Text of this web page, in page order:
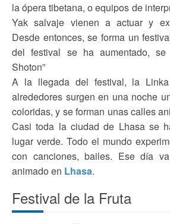
la ópera tibetana, o equipos de
Yak salvaje vienen a actuar y
Desde entonces, se forma un
del festival se ha aumentado, se
Shoton”
A la llegada del festival, la
alrededores surgen en una noche
coloridas, y se forman unas calles
Casi toda la ciudad de Lhasa se
lugar verde. Todo el mundo
con canciones, bailes. Ese día
animado en Lhasa.
Festival de la Fruta